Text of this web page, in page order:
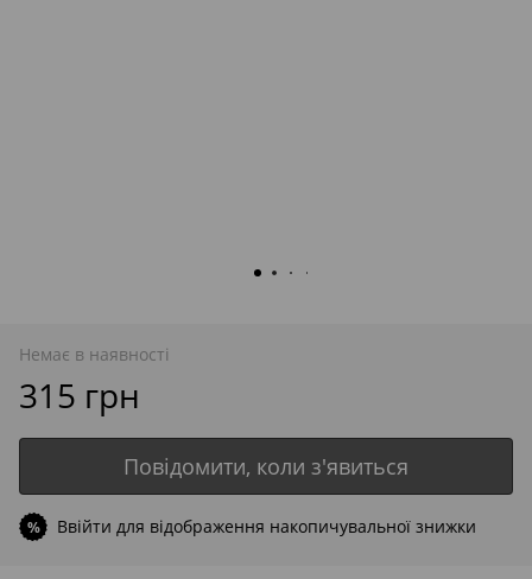
Немає в наявності
315 грн
Повідомити, коли з'явиться
% Ввійти для відображення накопичувальної знижки